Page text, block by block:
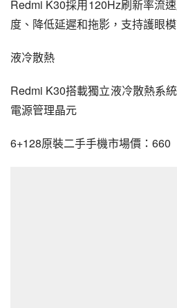
Redmi K30採用120Hz刷新率流
度、降低延遲和拖影，支持護眼
液冷散熱
Redmi K30搭載獨立液冷散熱系
電源管理晶元
6+128原裝二手手機市場價：660